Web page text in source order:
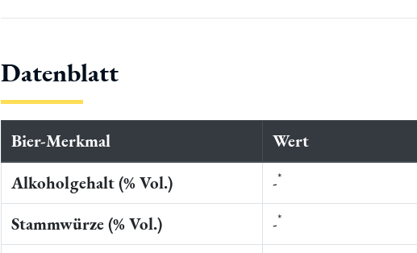
Datenblatt
Bier-Merkmal
Wert
Alkoholgehalt (% Vol.)
-*
Stammwürze (% Vol.) -*